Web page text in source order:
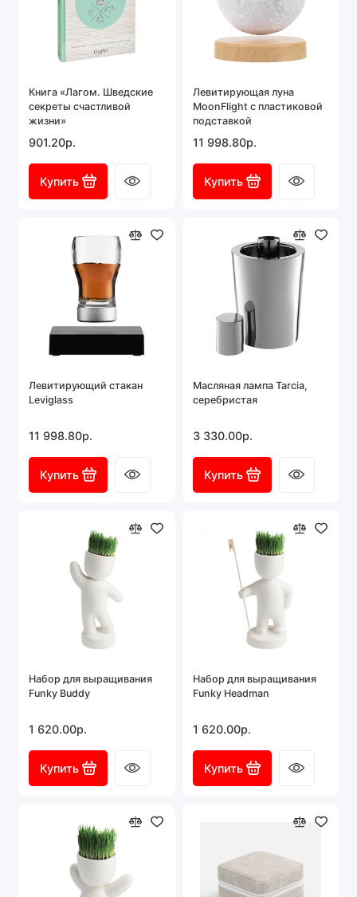
Книга «Лагом. Шведские
секреты счастливой
жизни»
901.20р.
Купить
Левитирующая луна
MoonFlight с пластиковой
подставкой
11 998.80р.
Купить
Левитирующий стакан
Leviglass
11 998.80р.
Купить
Масляная лампа Tarcia,
серебристая
3 330.00р.
Купить
Набор для выращивания
Funky Buddy
1 620.00р.
Купить
Набор для выращивания
Funky Headman
1 620.00р.
Купить